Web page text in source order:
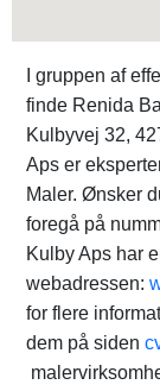
I gruppen af
finde Renida
Kulbyvej 32,
Aps er
Maler. Ønsker
foregå på
Kulby Aps har
webadressen:
for flere
dem på siden